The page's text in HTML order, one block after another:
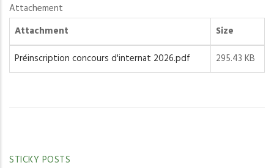
Attachement
Attachment
Size
Préinscription concours d'internat 2026.pdf
295.43 KB
STICKY POSTS